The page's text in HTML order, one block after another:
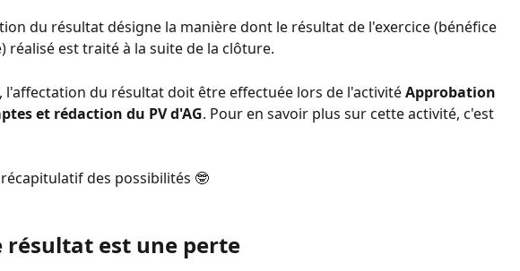
du résultat désigne la manière dont le résultat de l'exercice (bénéfice
réalisé est traité à la suite de la clôture.
l'affectation du résultat doit être effectuée lors de l'activité Approbation
et rédaction du PV d'AG. Pour en savoir plus sur cette activité, c'est
des possibilités 🤓
résultat est une perte